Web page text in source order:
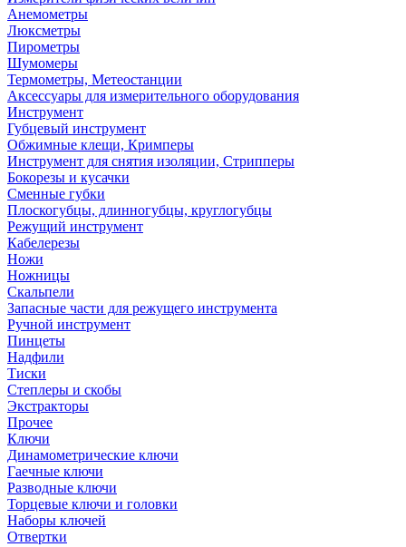
Анемометры
Люксметры
Пирометры
Шумомеры
Термометры, Метеостанции
Аксессуары для измерительного оборудования
Инструмент
Губцевый инструмент
Обжимные клещи, Кримперы
Инструмент для снятия изоляции, Стрипперы
Бокорезы и кусачки
Сменные губки
Плоскогубцы, длинногубцы, круглогубцы
Режущий инструмент
Кабелерезы
Ножи
Ножницы
Скальпели
Запасные части для режущего инструмента
Ручной инструмент
Пинцеты
Надфили
Тиски
Степлеры и скобы
Экстракторы
Прочее
Ключи
Динамометрические ключи
Гаечные ключи
Разводные ключи
Торцевые ключи и головки
Наборы ключей
Отвертки